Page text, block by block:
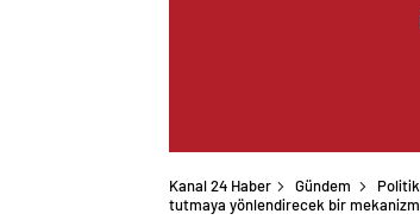
Kanal 24 Haber Gündem
garantörlük meselesini